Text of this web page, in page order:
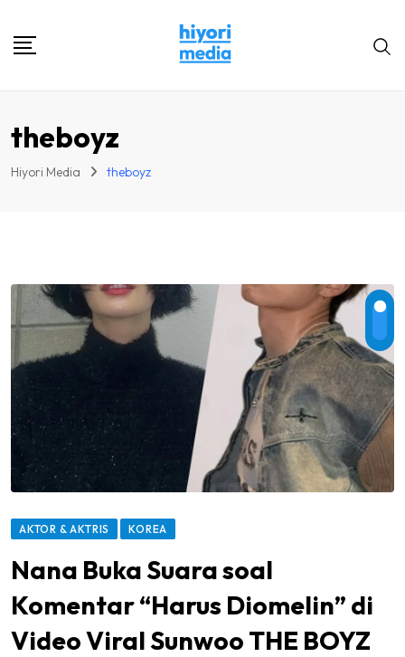
theboyz
Hiyori Media theboyz
AKTOR & AKTRIS KOREA
Nana Buka Suara soal
Komentar “Harus Diomelin” di
Video Viral Sunwoo THE BOYZ